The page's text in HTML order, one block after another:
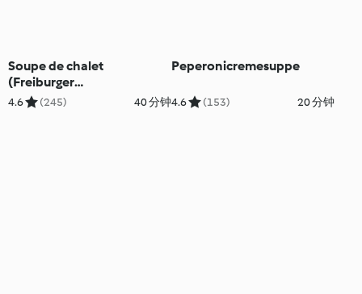
Soupe de chalet
(Freiburger
Gemüsecremesuppe)
4.6 (245) 40 分钟
Peperonicremesuppe
4.6 (153) 20 分钟